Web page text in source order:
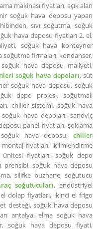
makinası fiyatları, açık alan
soğuk hava deposu yapan
sıvı soğutma, soğuk
hava deposu fiyatları 2. el,
soğuk hava konteyner
soğutma firmaları, kondanser,
hava deposu maliyeti,
soğuk hava depoları, süt
soğuk hava deposu, soğuk
depo projesi, soğutmalı
chiller sistemi, soğuk hava
hava depoları, sandviç
panel fiyatları, şoklama
hava deposu, chiller
fiyatları, iklimlendirme
fiyatları, soğuk depo
prensibi, soğuk hava deposu
silifke buzhane, soğutucu
soğutucuları, endüstriyel
dolap fiyatları, ikinci el frigo
desteği, soğuk hava deposu
antalya, elma soğuk hava
soğuk hava deposu fiyati,